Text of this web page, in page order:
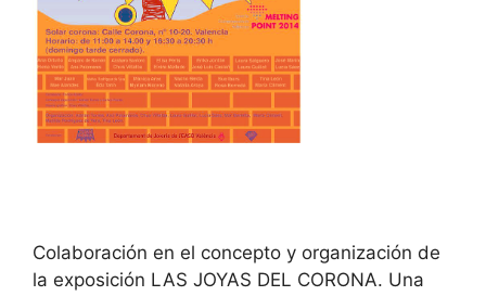
Colaboración en el concepto y organización de
la exposición LAS JOYAS DEL CORONA. Una